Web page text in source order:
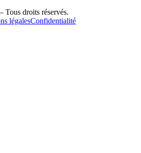
droits réservés.
légalesConfidentialité